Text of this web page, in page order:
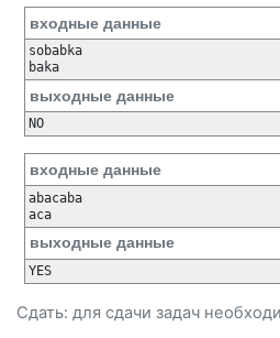
входные данные
sobabka
baka
выходные данные
NO
входные данные
abacaba
aca
выходные данные
YES
Сдать: для сдачи задач